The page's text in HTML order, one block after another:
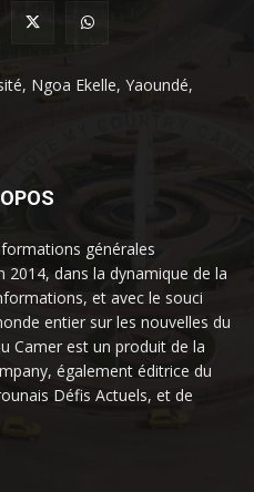
Ngoa Ekelle, Yaoundé,
générales
dans la dynamique de la
et avec le souci
entier sur les nouvelles du
Camer est un produit de la
également éditrice du
Défis Actuels, et de